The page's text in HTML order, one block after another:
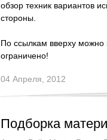
обзор техник вариантов
стороны.
По ссылкам вверху можно
ограничено!
04 Апреля, 2012
Подборка